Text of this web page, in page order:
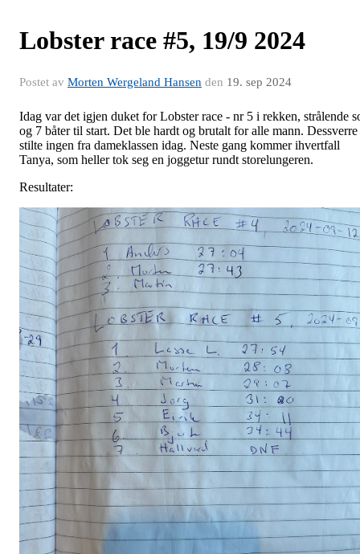
Lobster race #5, 19/9 2024
Postet av Morten Wergeland Hansen den 19. sep 2024
Idag var det igjen duket for Lobster race - nr 5 i rekken, strålende
og 7 båter til start. Det ble hardt og brutalt for alle mann. Dessverre
stilte ingen fra dameklassen idag. Neste gang kommer ihvertfall
Tanya, som heller tok seg en joggetur rundt storelungeren.
Resultater: